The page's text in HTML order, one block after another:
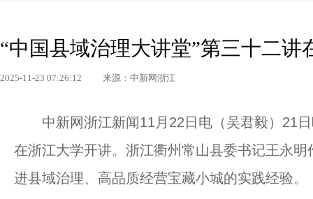
“中国县域治理大讲堂”第三十二讲
2025-11-23 07:26:12 来源：中新网浙江
中新网浙江新闻11月22日电（吴君毅）21日
在浙江大学开讲。浙江衢州常山县委书记王永
进县域治理、高品质经营宝藏小城的实践经验。